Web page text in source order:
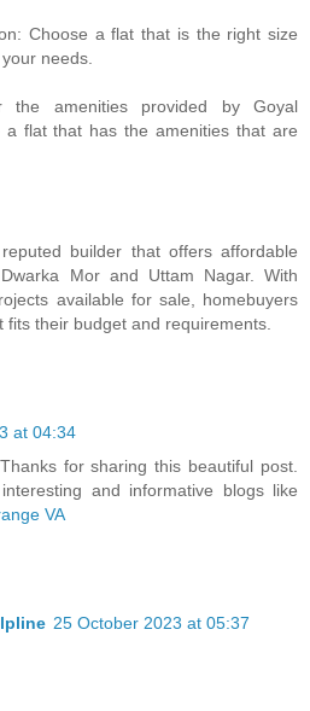
Choose a flat that is the right size
needs.
the amenities provided by Goyal
a flat that has the amenities that are
builder that offers affordable
Mor and Uttam Nagar. With
available for sale, homebuyers
fits their budget and requirements.
at 04:34
for sharing this beautiful post.
and informative blogs like
VA
25 October 2023 at 05:37